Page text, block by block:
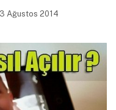
Ağustos 2014